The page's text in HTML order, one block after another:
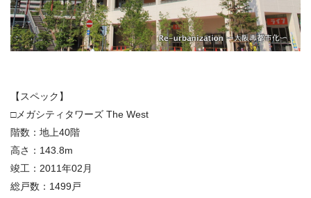
【スペック】
□メガシティタワーズ The West
階数：地上40階
高さ：143.8m
竣工：2011年02月
総戸数：1499戸